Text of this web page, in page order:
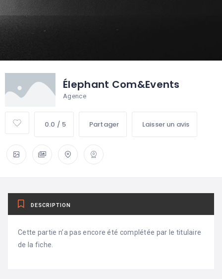
Élephant Com&Events
Agence
0.0 / 5 Partager Laisser un avis
DESCRIPTION
Cette partie n’a pas encore été complétée par le titulaire
de la fiche.